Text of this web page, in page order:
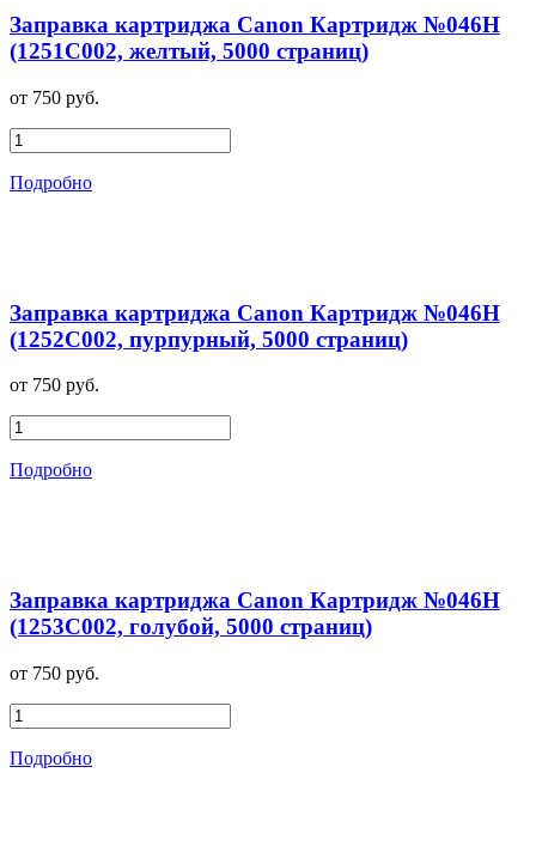
Заправка картриджа Canon Картридж №046H
(1251C002, желтый, 5000 страниц)
от 750 руб.
Подробно
Заправка картриджа Canon Картридж №046H
(1252C002, пурпурный, 5000 страниц)
от 750 руб.
Подробно
Заправка картриджа Canon Картридж №046H
(1253C002, голубой, 5000 страниц)
от 750 руб.
Подробно